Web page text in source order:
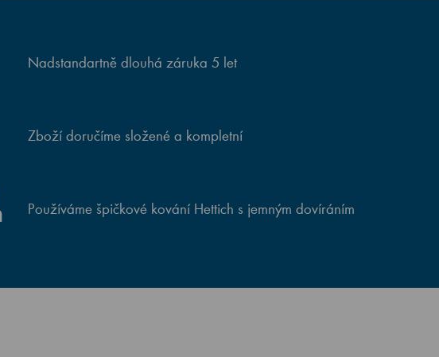
Nadstandartně dlouhá záruka 5 let
Zboží doručíme složené a kompletní
Používáme špičkové kování Hettich s jemným dovíráním